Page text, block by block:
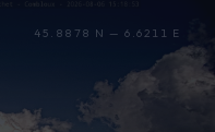
45.8878 N — 6.6211 E